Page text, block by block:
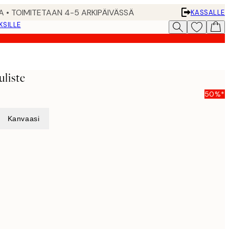
• TOIMITETAAN 4-5 ARKIPÄIVÄSSÄ
KASSALLE
50%*
Kanvaasi